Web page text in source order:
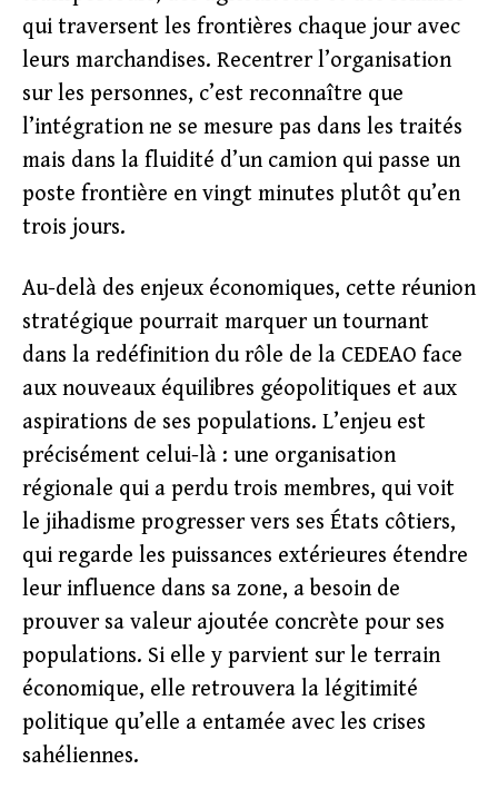
qui traversent les frontières chaque jour avec
leurs marchandises. Recentrer l’organisation
sur les personnes, c’est reconnaître que
l’intégration ne se mesure pas dans les traités
mais dans la fluidité d’un camion qui passe un
poste frontière en vingt minutes plutôt qu’en
trois jours.
Au-delà des enjeux économiques, cette réunion
stratégique pourrait marquer un tournant
dans la redéfinition du rôle de la CEDEAO face
aux nouveaux équilibres géopolitiques et aux
aspirations de ses populations. L’enjeu est
précisément celui-là : une organisation
régionale qui a perdu trois membres, qui voit
le jihadisme progresser vers ses États côtiers,
qui regarde les puissances extérieures étendre
leur influence dans sa zone, a besoin de
prouver sa valeur ajoutée concrète pour ses
populations. Si elle y parvient sur le terrain
économique, elle retrouvera la légitimité
politique qu’elle a entamée avec les crises
sahéliennes.